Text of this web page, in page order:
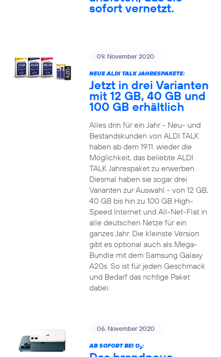
sofort vernetzt.
09. November 2020
NEUE ALDI TALK JAHRESPAKETE:
Jetzt in drei Varianten
mit 12 GB, 40 GB und
100 GB erhältlich
Alles drin für ein Jahr - Neu- und
Bestandskunden von ALDI TALK
haben ab dem 19.11. wieder die
Möglichkeit, das beliebte ALDI
TALK Jahrespaket zu erwerben.
Diesmal haben sie sogar drei
Varianten zur Auswahl - von 12 GB,
40 GB bis hin zu 100 GB High-
Speed Internet und All-Net-Flat in
alle deutschen Netze für ein
ganzes Jahr. Die kleinste Version
gibt es optional auch als Mega-
Bundle mit dem Samsung Galaxy
A20s. So ist für jeden Geschmack
und Bedarf das richtige Paket
dabei.
06. November 2020
AB SOFORT BEI O2: